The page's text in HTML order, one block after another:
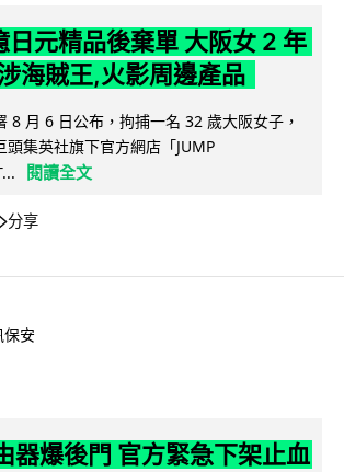
日元精品後棄單 大阪女 2 年
海賊王,火影周邊產品
8 月 6 日公布，拘捕一名 32 歲大阪女子，
頭集英社旗下官方網店「JUMP
閱讀全文
分享
保安
器爆後門 官方緊急下架止血